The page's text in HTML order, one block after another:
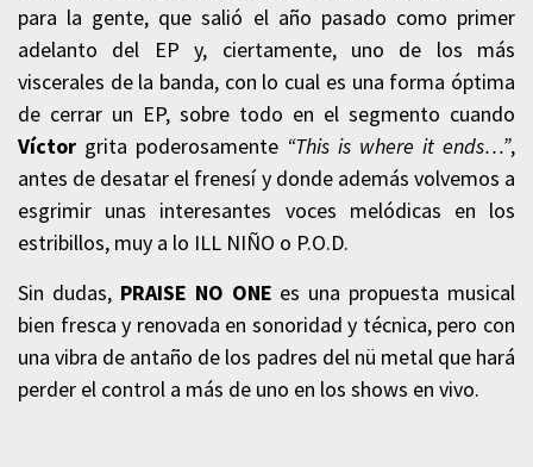
para la gente, que salió el año pasado como primer
adelanto del EP y, ciertamente, uno de los más
viscerales de la banda, con lo cual es una forma óptima
de cerrar un EP, sobre todo en el segmento cuando
Víctor grita poderosamente “This is where it ends…”,
antes de desatar el frenesí y donde además volvemos a
esgrimir unas interesantes voces melódicas en los
estribillos, muy a lo ILL NIÑO o P.O.D.
Sin dudas, PRAISE NO ONE es una propuesta musical
bien fresca y renovada en sonoridad y técnica, pero con
una vibra de antaño de los padres del nü metal que hará
perder el control a más de uno en los shows en vivo.